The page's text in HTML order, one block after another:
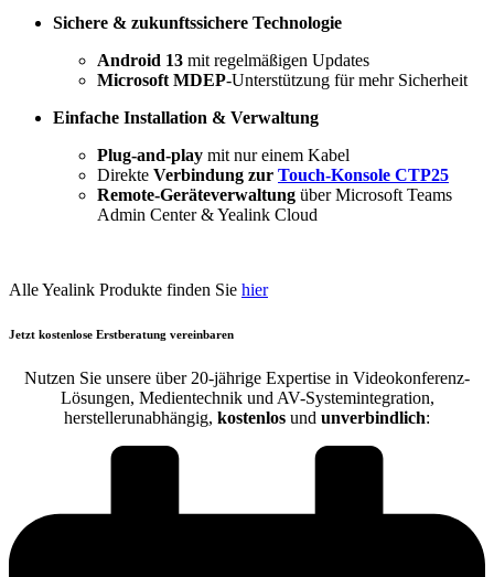
Sichere & zukunftssichere Technologie
Android 13 mit regelmäßigen Updates
Microsoft MDEP-Unterstützung für mehr Sicherheit
Einfache Installation & Verwaltung
Plug-and-play mit nur einem Kabel
Direkte Verbindung zur Touch-Konsole CTP25
Remote-Geräteverwaltung über Microsoft Teams
Admin Center & Yealink Cloud
Alle Yealink Produkte finden Sie hier
Jetzt kostenlose Erstberatung vereinbaren
Nutzen Sie unsere über 20-jährige Expertise in Videokonferenz-
Lösungen, Medientechnik und AV-Systemintegration,
herstellerunabhängig, kostenlos und unverbindlich: